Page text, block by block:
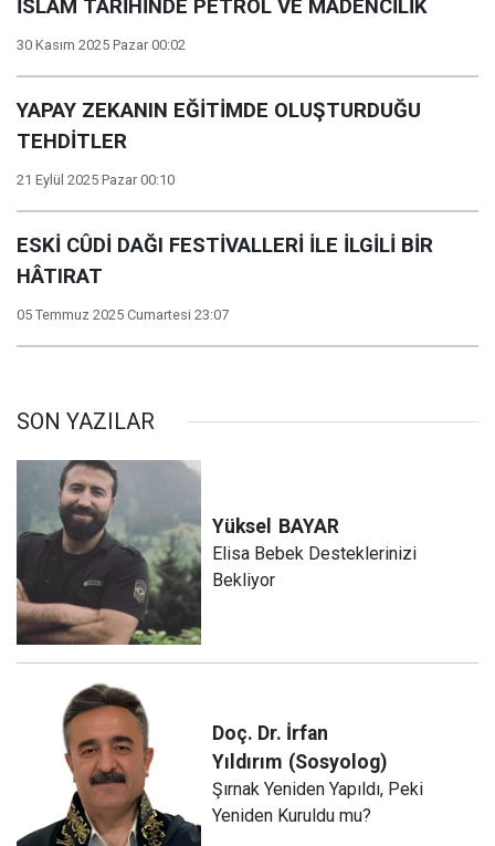
İSLAM TARİHİNDE PETROL VE MADENCİLİK
30 Kasım 2025 Pazar 00:02
YAPAY ZEKANIN EĞİTİMDE OLUŞTURDUĞU
TEHDİTLER
21 Eylül 2025 Pazar 00:10
ESKİ CÛDİ DAĞI FESTİVALLERİ İLE İLGİLİ BİR
HÂTIRAT
05 Temmuz 2025 Cumartesi 23:07
SON YAZILAR
Yüksel BAYAR
Elisa Bebek Desteklerinizi
Bekliyor
Doç. Dr. İrfan
Yıldırım (Sosyolog)
Şırnak Yeniden Yapıldı, Peki
Yeniden Kuruldu mu?